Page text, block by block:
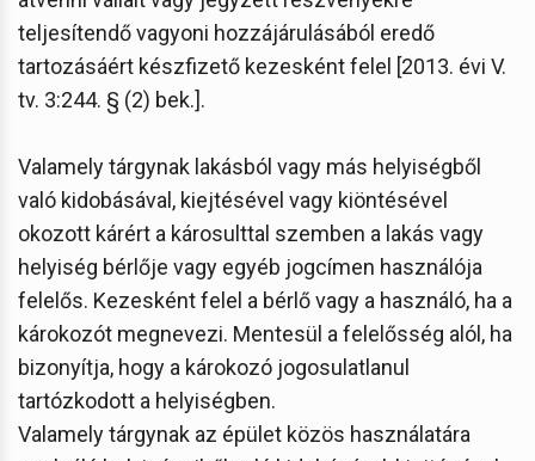
teljesítendő vagyoni hozzájárulásából eredő
tartozásáért készfizető kezesként felel [2013. évi V.
tv. 3:244. § (2) bek.].
Valamely tárgynak lakásból vagy más helyiségből
való kidobásával, kiejtésével vagy kiöntésével
okozott kárért a károsulttal szemben a lakás vagy
helyiség bérlője vagy egyéb jogcímen használója
felelős. Kezesként felel a bérlő vagy a használó, ha a
károkozót megnevezi. Mentesül a felelősség alól, ha
bizonyítja, hogy a károkozó jogosulatlanul
tartózkodott a helyiségben.
Valamely tárgynak az épület közös használatára